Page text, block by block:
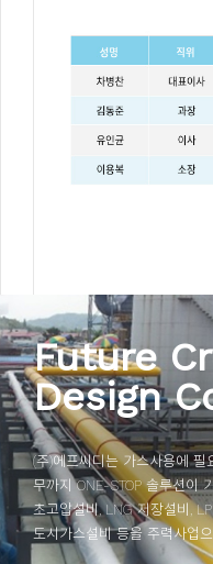
Future
Design
(주)에프씨디는 가스사용에 필
무까지 ONE-STOP 솔루션이
초고압설비, LNG 저장설비,
도시가스설비 등을 주력사업